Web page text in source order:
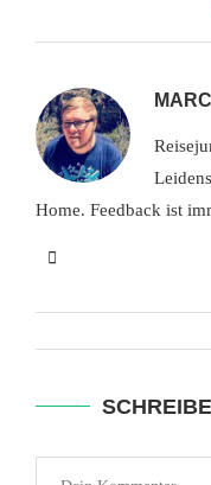
MARC
Home. Feedback ist